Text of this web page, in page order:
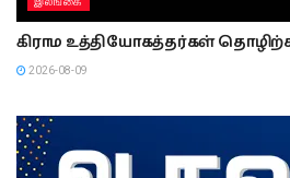
கிராம உத்தியோகத்தர்கள்
2026-08-09